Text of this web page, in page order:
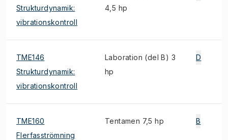
Strukturdynamik:
vibrationskontroll
4,5 hp
TME146
Strukturdynamik:
vibrationskontroll
Laboration (del B) 3
hp
D
TME160
Flerfasströmning
Tentamen 7,5 hp B